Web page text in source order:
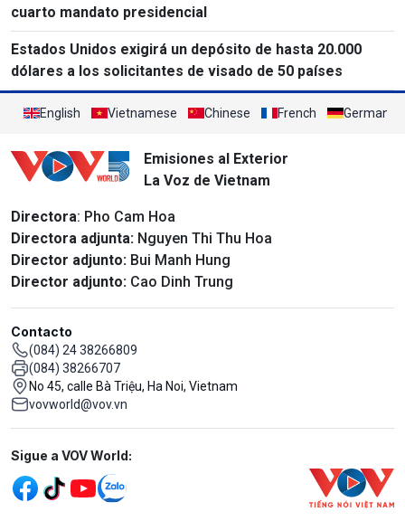
cuarto mandato presidencial
Estados Unidos exigirá un depósito de hasta 20.000
dólares a los solicitantes de visado de 50 países
English Vietnamese Chinese French German
Emisiones al Exterior
La Voz de Vietnam
Directora: Pho Cam Hoa
Directora adjunta: Nguyen Thi Thu Hoa
Director adjunto: Bui Manh Hung
Director adjunto: Cao Dinh Trung
Contacto
(084) 24 38266809
(084) 38266707
No 45, calle Bà Triệu, Ha Noi, Vietnam
vovworld@vov.vn
Mạng xã hội
Sigue a VOV World: